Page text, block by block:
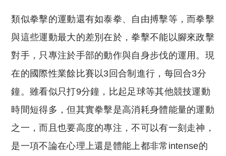
類似拳擊的運動還有如泰拳、自由搏擊等，而拳擊
與這些運動最大的差別在於，拳擊不能以腳來政擊
對手，只專注於手部的動作與自身步伐的運用。現
在的國際性業餘比賽以3回合制進行，每回合3分
鐘。雖看似只打9分鐘，比起足球等其他競技運動
時間短得多，但其實拳擊是高消耗身體能量的運動
之一，而且也要高度的專注，不可以有一刻走神，
是一項不論在心理上還是體能上都非常intense的